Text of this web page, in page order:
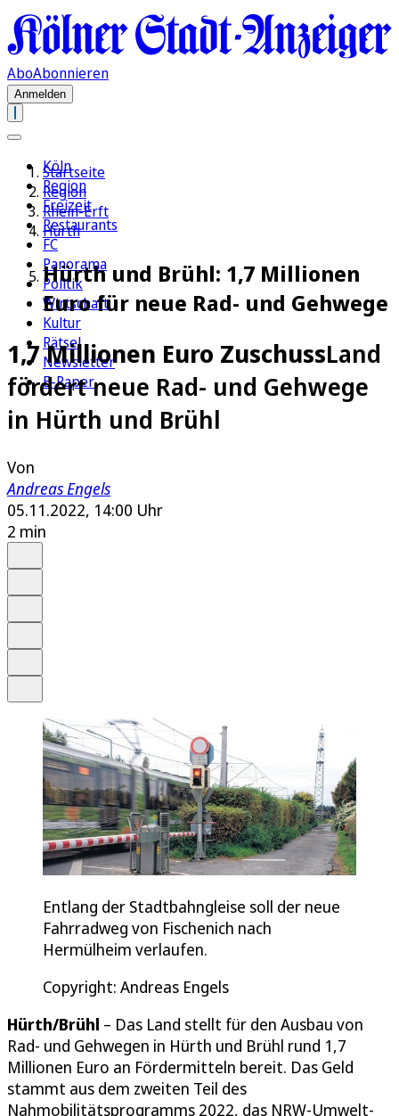
AboAbonnieren
Anmelden
Köln
Region
Freizeit
Restaurants
FC
Panorama
Politik
Wirtschaft
Kultur
Rätsel
Newsletter
E-Paper
Startseite
Region
Rhein-Erft
Hürth
Hürth und Brühl: 1,7 Millionen
Euro für neue Rad- und Gehwege
1,7 Millionen Euro ZuschussLand
fördert neue Rad- und Gehwege
in Hürth und Brühl
Von
Andreas Engels
05.11.2022, 14:00 Uhr
2 min
Entlang der Stadtbahngleise soll der neue
Fahrradweg von Fischenich nach
Hermülheim verlaufen.
Copyright: Andreas Engels
Hürth/Brühl – Das Land stellt für den Ausbau von
Rad- und Gehwegen in Hürth und Brühl rund 1,7
Millionen Euro an Fördermitteln bereit. Das Geld
stammt aus dem zweiten Teil des
Nahmobilitätsprogramms 2022, das NRW-Umwelt-